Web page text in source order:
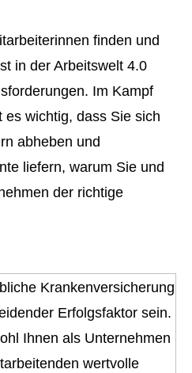
finden und
in der Arbeitswelt 4.0
Im Kampf
es wichtig, dass Sie sich
abheben und
liefern, warum Sie und
der richtige
Kranken­ver­si­che­rung
Erfolgsfaktor sein.
Ihnen als Unternehmen
wertvolle